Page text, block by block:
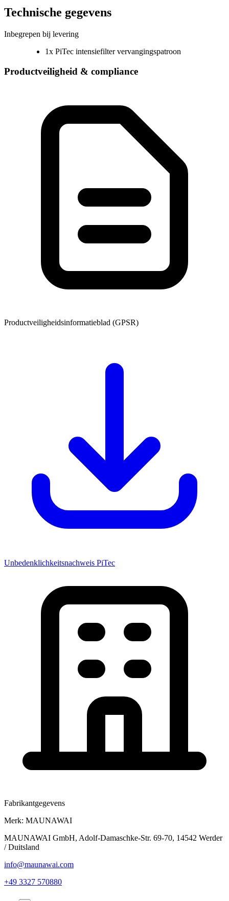
Technische gegevens
Inbegrepen bij levering
1x PiTec intensiefilter vervangingspatroon
Productveiligheid & compliance
Productveiligheidsinformatieblad (GPSR)
Unbedenklichkeitsnachweis PiTec
Fabrikantgegevens
Merk: MAUNAWAI
MAUNAWAI GmbH, Adolf-Damaschke-Str. 69-70, 14542 Werder
/ Duitsland
info@maunawai.com
+49 3327 570880